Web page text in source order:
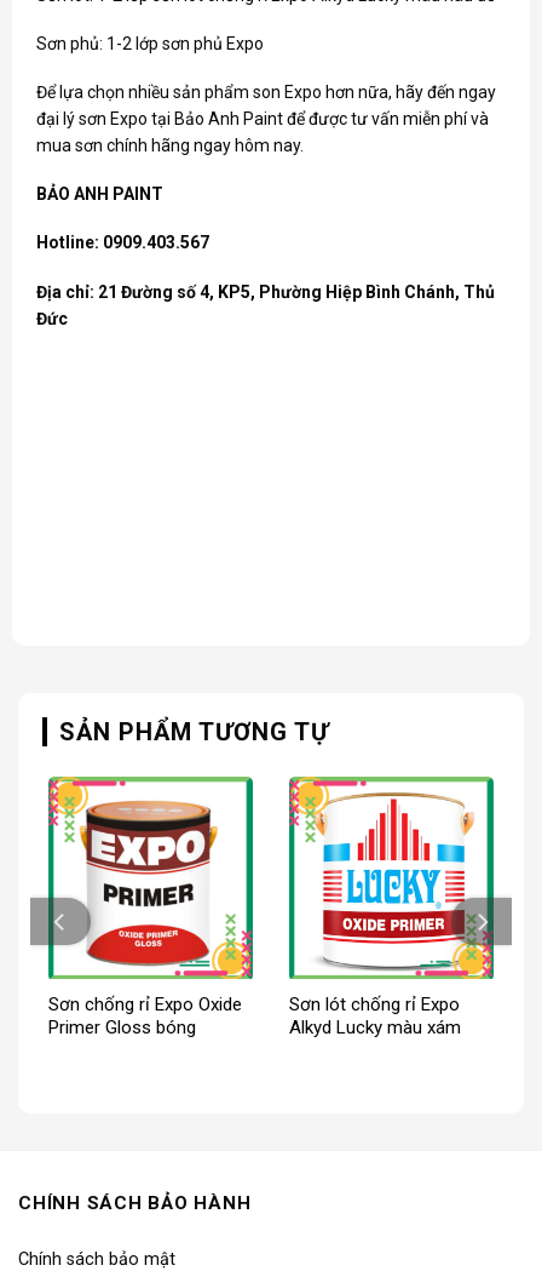
Sơn phủ: 1-2 lớp sơn phủ Expo
Để lựa chọn nhiều sản phẩm son Expo hơn nữa, hãy đến ngay
đại lý sơn Expo tại Bảo Anh Paint để được tư vấn miễn phí và
mua sơn chính hãng ngay hôm nay.
BẢO ANH PAINT
Hotline: 0909.403.567
Địa chỉ: 21 Đường số 4, KP5, Phường Hiệp Bình Chánh, Thủ
Đức
SẢN PHẨM TƯƠNG TỰ
Sơn chống rỉ Expo Oxide
Primer Gloss bóng
Sơn lót chống rỉ Expo
Alkyd Lucky màu xám
CHÍNH SÁCH BẢO HÀNH
Chính sách bảo mật